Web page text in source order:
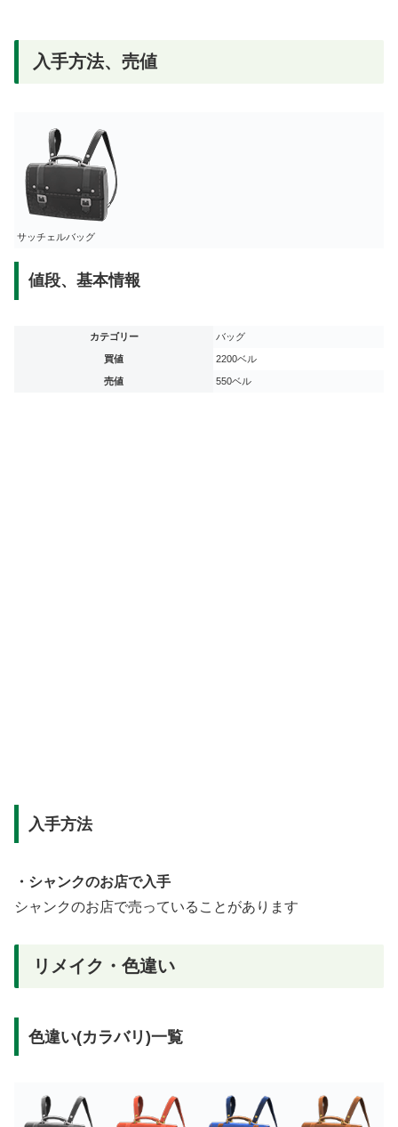
入手方法、売値
サッチェルバッグ
値段、基本情報
カテゴリー バッグ
買値 2200ベル
売値 550ベル
入手方法
・シャンクのお店で入手
シャンクのお店で売っていることがあります
リメイク・色違い
色違い(カラバリ)一覧